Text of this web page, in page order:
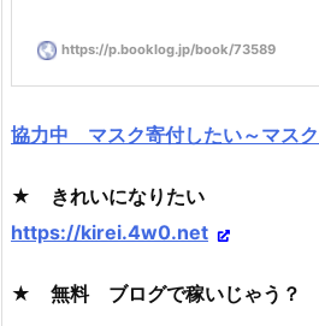
https://p.booklog.jp/book/73589
協力中 マスク寄付したい～マスク
★ きれいになりたい
https://kirei.4w0.net
★ 無料 ブログで稼いじゃう？